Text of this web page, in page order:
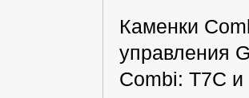
Каменки
управления
Combi: T7C и